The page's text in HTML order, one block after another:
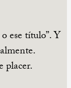
ese título”. Y
placer.